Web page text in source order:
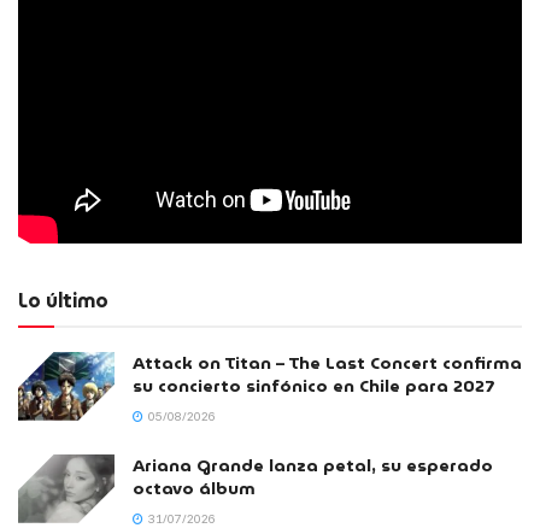
Lo último
Attack on Titan – The Last Concert confirma
su concierto sinfónico en Chile para 2027
05/08/2026
Ariana Grande lanza petal, su esperado
octavo álbum
31/07/2026